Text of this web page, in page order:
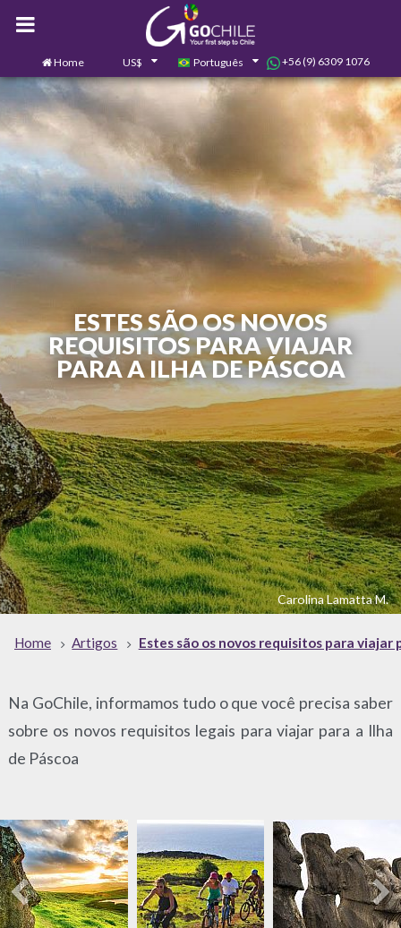
Home US$ Português +56 (9) 6309 1076
0
ESTES SÃO OS NOVOS
REQUISITOS PARA VIAJAR
PARA A ILHA DE PÁSCOA
Carolina Lamatta M.
Home Artigos Estes são os novos requisitos para viajar
Na GoChile, informamos tudo o que você precisa saber
sobre os novos requisitos legais para viajar para a Ilha
de Páscoa